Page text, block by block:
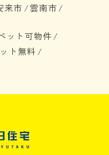
来市 /雲南市 /
ット可物件 /
ト無料 /